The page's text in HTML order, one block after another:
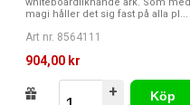
whiteboardliknande ark. Som med
magi håller det sig fast på alla pl...
Art nr. 8564111
904,00 kr
+
Köp